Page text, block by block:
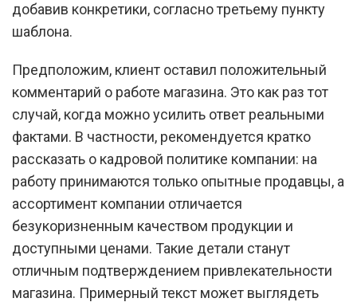
добавив конкретики, согласно третьему пункту
шаблона.
Предположим, клиент оставил положительный
комментарий о работе магазина. Это как раз тот
случай, когда можно усилить ответ реальными
фактами. В частности, рекомендуется кратко
рассказать о кадровой политике компании: на
работу принимаются только опытные продавцы, а
ассортимент компании отличается
безукоризненным качеством продукции и
доступными ценами. Такие детали станут
отличным подтверждением привлекательности
магазина. Примерный текст может выглядеть